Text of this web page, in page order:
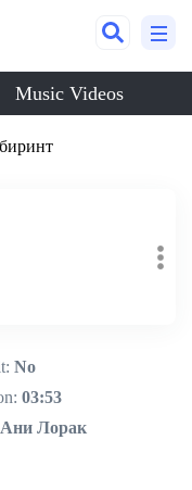
Music Videos
No
03:53
Ани Лорак